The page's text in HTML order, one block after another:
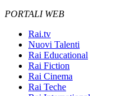
PORTALI WEB
Rai.tv
Nuovi Talenti
Rai Educational
Rai Fiction
Rai Cinema
Rai Teche